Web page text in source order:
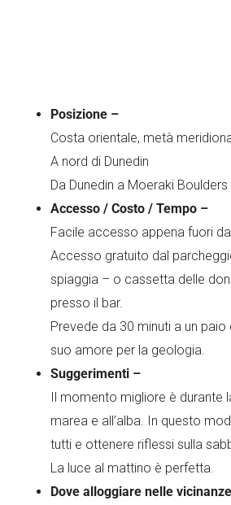
Posizione –
Costa orientale, metà
A nord di Dunedin
Da Dunedin a Moeraki
Accesso / Costo / Tempo –
Facile accesso appena fuori
Accesso gratuito dal
spiaggia – o cassetta delle
presso il bar.
Prevede da 30 minuti a un paio
suo amore per la geologia.
Suggerimenti –
Il momento migliore è durante
marea e all’alba. In questo
tutti e ottenere riflessi sulla
La luce al mattino è perfetta.
Dove alloggiare nelle